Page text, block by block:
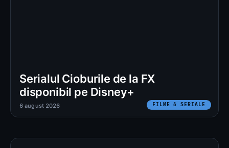
Serialul Cioburile de la FX
disponibil pe Disney+
FILME & SERIALE
6 august 2026